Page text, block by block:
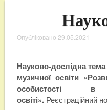
Опубліковано 29.05.2021
Науково-дослідна
музичної освіти «
особистості в
освіті».Реєстраційний